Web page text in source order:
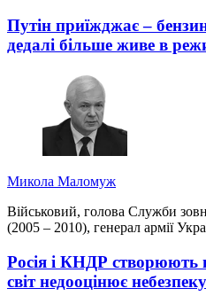
Путін приїжджає –
дедалі більше живе в
Микола Маломуж
Військовий, голова Служби
(2005 – 2010), генерал армії
Росія і КНДР створюють
світ недооцінює небезпеку